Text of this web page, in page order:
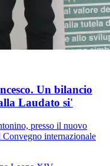
Un bilancio
Laudato si'
presso il nuovo
internazionale